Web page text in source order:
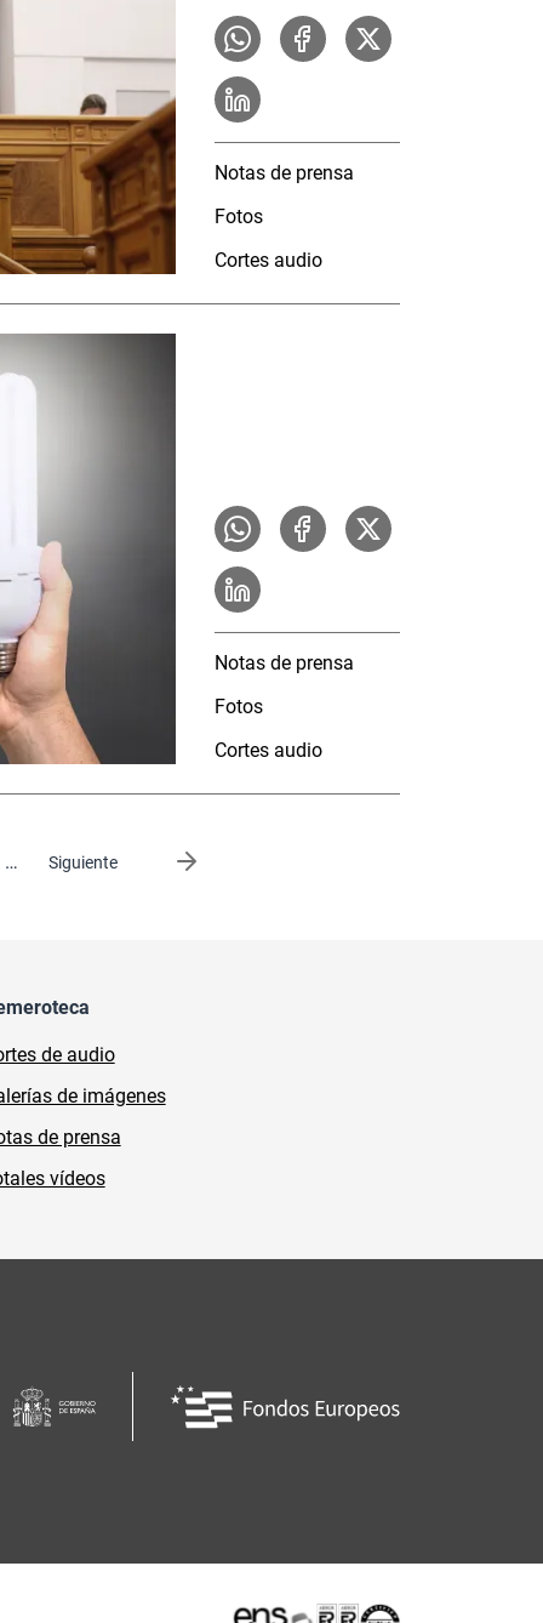
Notas de prensa
Fotos
Cortes audio
Notas de prensa
Fotos
Cortes audio
… Siguiente
página
de audio
de imágenes
de prensa
vídeos
Certificaciones